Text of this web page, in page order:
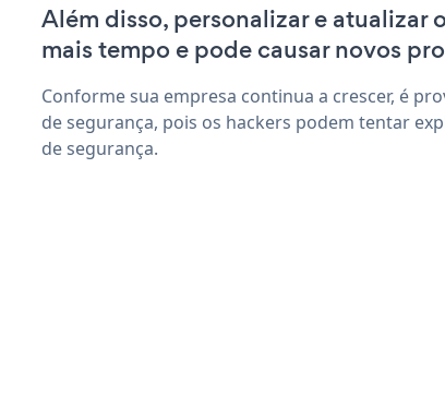
Além disso, personalizar e atualizar
mais tempo e pode causar novos
Conforme sua empresa continua a crescer, é
de segurança, pois os hackers podem tentar
de segurança.